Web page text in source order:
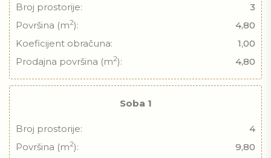
Broj prostorije:
3
Površina (m2):
4,80
Koeficijent obračuna:
1,00
Prodajna površina (m2): 4,80
Soba 1
Broj prostorije:
4
Površina (m2):
9,80